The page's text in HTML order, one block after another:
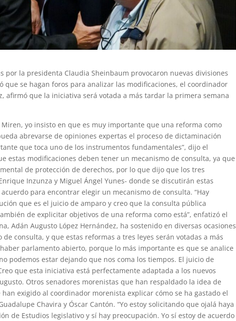
por la presidenta Claudia Sheinbaum provocaron nuevas divisiones
que se hagan foros para analizar las modificaciones, el coordinador
afirmó que la iniciativa será votada a más tardar la primera semana
yo insisto en que es muy importante que una reforma como
abrevarse de opiniones expertas el proceso de dictaminación
que toca uno de los instrumentos fundamentales”, dijo el
estas modificaciones deben tener un mecanismo de consulta, ya que
de protección de derechos, por lo que dijo que los tres
Inzunza y Miguel Ángel Yunes- donde se discutirán estas
para encontrar elegir un mecanismo de consulta. “Hay
que es el juicio de amparo y creo que la consulta pública
de explicitar objetivos de una reforma como está”, enfatizó el
Adán Augusto López Hernández, ha sostenido en diversas ocasiones
consulta, y que estas reformas a tres leyes serán votadas a más
parlamento abierto, porque lo más importante es que se analice
podemos estar dejando que nos coma los tiempos. El juicio de
que esta iniciativa está perfectamente adaptada a los nuevos
Otros senadores morenistas que han respaldado la idea de
exigido al coordinador morenista explicar cómo se ha gastado el
Chavira y Óscar Cantón. “Yo estoy solicitando que ojalá haya
de Estudios legislativo y sí hay preocupación. Yo sí estoy de acuerdo